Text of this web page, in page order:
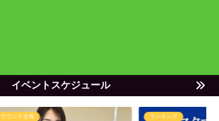
イベントスケジュール
ラウンド企画 ランキング